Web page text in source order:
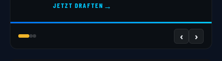
JETZT DRAFTEN →
‹ ›